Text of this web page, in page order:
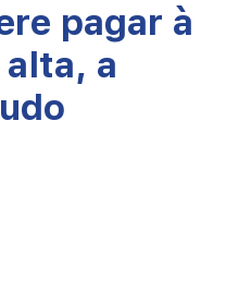
pagar à
a